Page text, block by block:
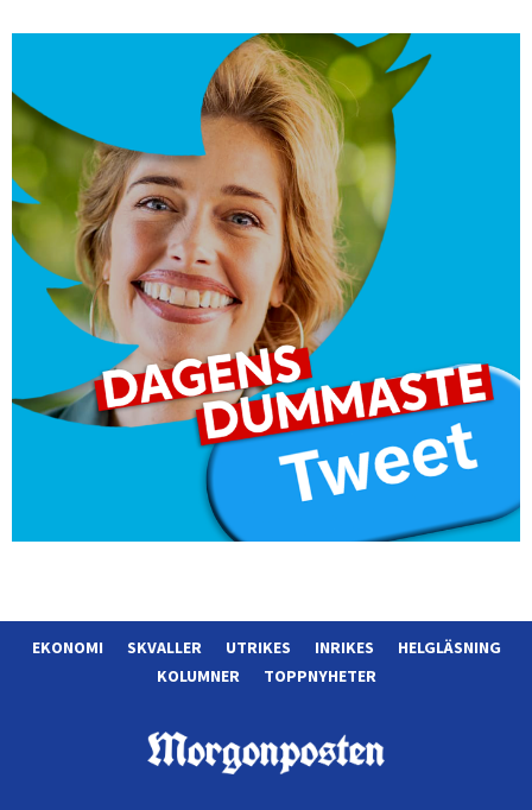
EKONOMI SKVALLER UTRIKES INRIKES
HELGLÄSNING
KOLUMNER
TOPPNYHETER